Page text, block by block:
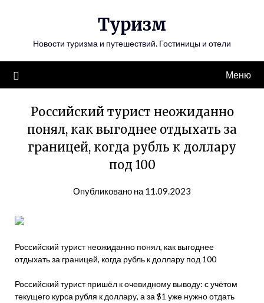
Туризм
Новости туризма и путешествий. Гостиницы и отели
Меню
Российский турист неожиданно
понял, как выгоднее отдыхать за
границей, когда рубль к доллару
под 100
Опубликовано на 11.09.2023
Российский турист неожиданно понял, как выгоднее
отдыхать за границей, когда рубль к доллару под 100
Российский турист пришёл к очевидному выводу: с учётом
текущего курса рубля к доллару, а за $1 уже нужно отдать